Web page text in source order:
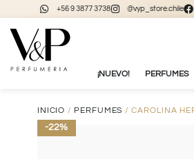
+56 9 3877 3738 @vyp_store.chile
¡NUEVO! PERFUMES
INICIO / PERFUMES / CAROLINA
-22%